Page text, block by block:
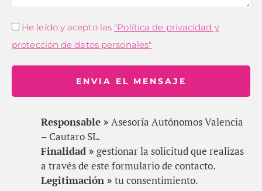
He leído y acepto las "Política de privacidad y
protección de datos personales"
ENVIA EL MENSAJE
Responsable » Asesoría Autónomos Valencia
– Cautaro SL.
Finalidad » gestionar la solicitud que realizas
a través de este formulario de contacto.
Legitimación » tu consentimiento.